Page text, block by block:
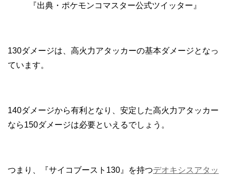
『出典・ポケモンコマスター公式ツイッター』
130ダメージは、高火力アタッカーの基本ダメージとなっ
ています。
140ダメージから有利となり、安定した高火力アタッカー
なら150ダメージは必要といえるでしょう。
つまり、『サイコブースト130』を持つデオキシスアタッ